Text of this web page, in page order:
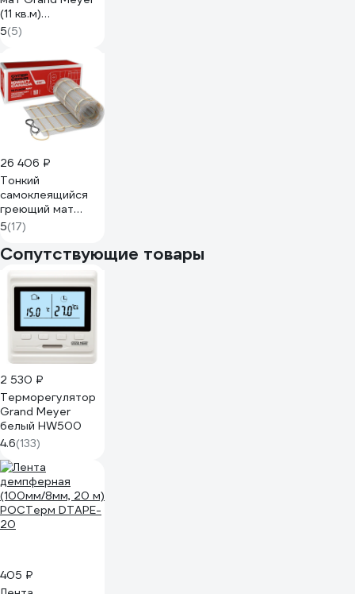
(11 кв.м)
EcoNG170-110
5(5)
26 406 ₽
Тонкий
самоклеящийся
греющий мат
IQWATT для
обогрева любых
типов напольных
покрытий IQ
FLOOR MAT 1500
Вт - 10,0 м.кв. 115
5(17)
Сопутствующие товары
2 530 ₽
Терморегулятор
Grand Meyer
белый HW500
4.6(133)
405 ₽